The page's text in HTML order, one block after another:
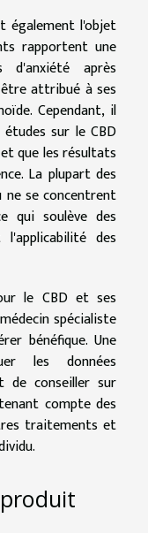
également l'objet
rapportent une
d'anxiété après
attribué à ses
Cependant, il
sur le CBD
que les résultats
La plupart des
se concentrent
qui soulève des
des
le CBD et ses
spécialiste
bénéfique. Une
les données
de conseiller sur
compte des
traitements et